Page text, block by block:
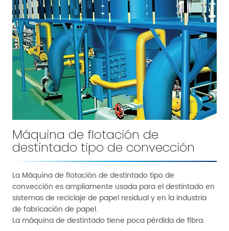
Máquina de flotación de
destintado tipo de convección
La Máquina de flotación de destintado tipo de
convección es ampliamente usada para el destintado en
sistemas de reciclaje de papel residual y en la industria
de fabricación de papel.
La máquina de destintado tiene poca pérdida de fibra.